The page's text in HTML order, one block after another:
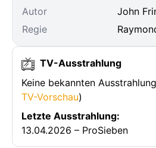
Autor
John
Regie
TV-Ausstrahlung
Keine bekannten
TV-Vorschau)
Letzte Ausstrahlung:
13.04.2026 – ProSieben